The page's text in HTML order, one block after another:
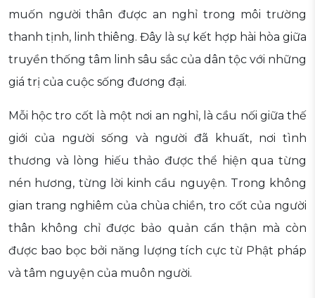
muốn người thân được an nghỉ trong môi trường
thanh tịnh, linh thiêng. Đây là sự kết hợp hài hòa giữa
truyền thống tâm linh sâu sắc của dân tộc với những
giá trị của cuộc sống đương đại.
Mỗi hộc tro cốt là một nơi an nghỉ, là cầu nối giữa thế
giới của người sống và người đã khuất, nơi tình
thương và lòng hiếu thảo được thể hiện qua từng
nén hương, từng lời kinh cầu nguyện. Trong không
gian trang nghiêm của chùa chiền, tro cốt của người
thân không chỉ được bảo quản cẩn thận mà còn
được bao bọc bởi năng lượng tích cực từ Phật pháp
và tâm nguyện của muôn người.